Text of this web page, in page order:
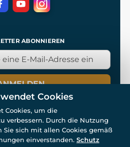
ABONNIEREN
www.wulflund.de 2007-2026.
Cookies
Cookies, um die
verbessern. Durch die Nutzung
Sie sich mit allen Cookies gemäß
einverstanden. Schutz